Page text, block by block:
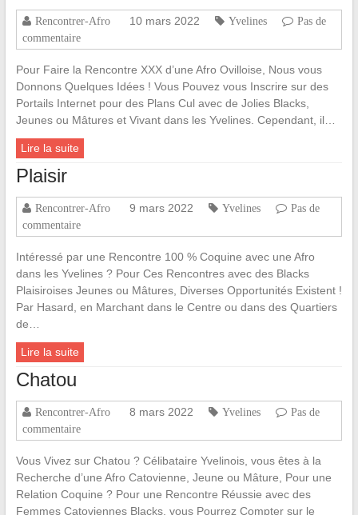
Rencontrer-Afro 10 mars 2022 Yvelines
Pas de
commentaire
Pour Faire la Rencontre XXX d’une Afro Ovilloise, Nous vous
Donnons Quelques Idées ! Vous Pouvez vous Inscrire sur des
Portails Internet pour des Plans Cul avec de Jolies Blacks,
Jeunes ou Mâtures et Vivant dans les Yvelines. Cependant, il…
Lire la suite
Plaisir
Rencontrer-Afro 9 mars 2022 Yvelines
Pas de
commentaire
Intéressé par une Rencontre 100 % Coquine avec une Afro
dans les Yvelines ? Pour Ces Rencontres avec des Blacks
Plaisiroises Jeunes ou Mâtures, Diverses Opportunités Existent !
Par Hasard, en Marchant dans le Centre ou dans des Quartiers
de…
Lire la suite
Chatou
Rencontrer-Afro 8 mars 2022 Yvelines
Pas de
commentaire
Vous Vivez sur Chatou ? Célibataire Yvelinois, vous êtes à la
Recherche d’une Afro Catovienne, Jeune ou Mâture, Pour une
Relation Coquine ? Pour une Rencontre Réussie avec des
Femmes Catoviennes Blacks, vous Pourrez Compter sur le